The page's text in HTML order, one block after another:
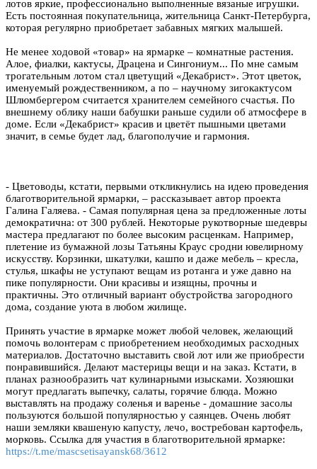
лотов яркие, профессионально выполненные вязаные игрушки.
Есть постоянная покупательница, жительница Санкт-Петербурга,
которая регулярно приобретает забавных мягких малышей.
Не менее ходовой «товар» на ярмарке – комнатные растения.
Алое, фиалки, кактусы, Драцена и Сингониум... По мне самым
трогательным лотом стал цветущий «Декабрист». Этот цветок,
именуемый рождественником, а по – научному зигокактусом
Шлюмбергером считается хранителем семейного счастья. По
внешнему облику наши бабушки раньше судили об атмосфере в
доме. Если «Декабрист» красив и цветёт пышными цветами
значит, в семье будет лад, благополучие и гармония.
- Цветоводы, кстати, первыми откликнулись на идею проведения
благотворительной ярмарки, – рассказывает автор проекта
Галина Галяева. - Самая популярная цена за предложенные лоты
демократична: от 300 рублей. Некоторые рукотворные шедевры
мастера предлагают по более высоким расценкам. Например,
плетение из бумажной лозы Татьяны Краус сродни ювелирному
искусству. Корзинки, шкатулки, кашпо и даже мебель – кресла,
стулья, шкафы не уступают вещам из ротанга и уже давно на
пике популярности. Они красивы и изящны, прочны и
практичны. Это отличный вариант обустройства загородного
дома, создание уюта в любом жилище.
Принять участие в ярмарке может любой человек, желающий
помочь волонтерам с приобретением необходимых расходных
материалов. Достаточно выставить свой лот или же приобрести
понравившийся. Делают мастерицы вещи и на заказ. Кстати, в
планах разнообразить чат кулинарными изысками. Хозяюшки
могут предлагать выпечку, салаты, горячие блюда. Можно
выставлять на продажу соленья и варенье - домашние засолы
пользуются большой популярностью у саянцев. Очень любят
наши земляки квашеную капусту, лечо, востребован картофель,
морковь. Ссылка для участия в благотворительной ярмарке:
https://t.me/mascsetisayansk68/3612